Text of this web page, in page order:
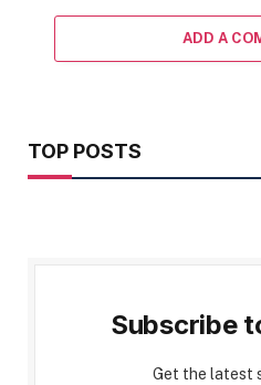
ADD A
TOP POSTS
Subscribe
Get the latest